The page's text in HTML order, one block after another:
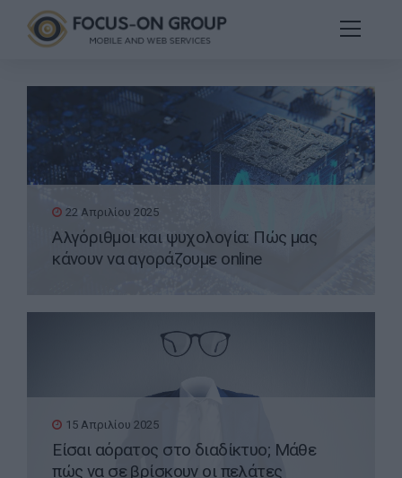
22 Απριλίου 2025
Αλγόριθμοι και ψυχολογία: Πώς μας
κάνουν να αγοράζουμε online
15 Απριλίου 2025
Είσαι αόρατος στο διαδίκτυο; Μάθε
πώς να σε βρίσκουν οι πελάτες